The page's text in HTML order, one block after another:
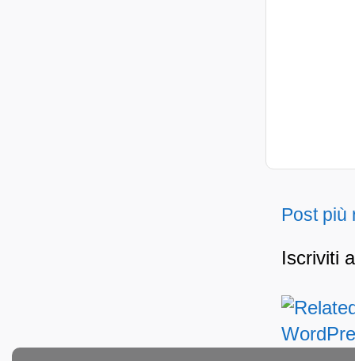
Post più
Iscriviti